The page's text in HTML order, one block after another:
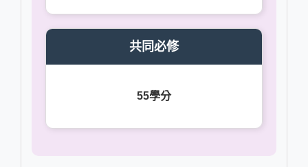
共同必修
55學分